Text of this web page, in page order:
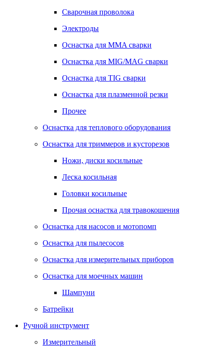
Сварочная проволока
Электроды
Оснастка для MMA сварки
Оснастка для MIG/MAG сварки
Оснастка для TIG сварки
Оснастка для плазменной резки
Прочее
Оснастка для теплового оборудования
Оснастка для триммеров и кусторезов
Ножи, диски косильные
Леска косильная
Головки косильные
Прочая оснастка для травокошения
Оснастка для насосов и мотопомп
Оснастка для пылесосов
Оснастка для измерительных приборов
Оснастка для моечных машин
Шампуни
Батрейки
Ручной инструмент
Измерительный